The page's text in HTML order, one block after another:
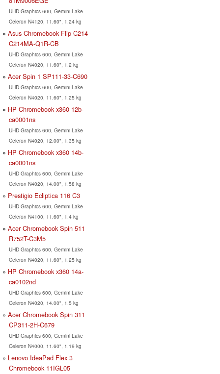
UHD Graphics 600, Gemini Lake
Celeron N4120, 11.60", 1.24 kg
Asus Chromebook Flip C214
C214MA-Q1R-CB
UHD Graphics 600, Gemini Lake
Celeron N4020, 11.60", 1.2 kg
Acer Spin 1 SP111-33-C690
UHD Graphics 600, Gemini Lake
Celeron N4020, 11.60", 1.25 kg
HP Chromebook x360 12b-
ca0001ns
UHD Graphics 600, Gemini Lake
Celeron N4020, 12.00", 1.35 kg
HP Chromebook x360 14b-
ca0001ns
UHD Graphics 600, Gemini Lake
Celeron N4020, 14.00", 1.58 kg
Prestigio Ecliptica 116 C3
UHD Graphics 600, Gemini Lake
Celeron N4100, 11.60", 1.4 kg
Acer Chromebook Spin 511
R752T-C3M5
UHD Graphics 600, Gemini Lake
Celeron N4020, 11.60", 1.25 kg
HP Chromebook x360 14a-
ca0102nd
UHD Graphics 600, Gemini Lake
Celeron N4020, 14.00", 1.5 kg
Acer Chromebook Spin 311
CP311-2H-C679
UHD Graphics 600, Gemini Lake
Celeron N4000, 11.60", 1.19 kg
Lenovo IdeaPad Flex 3
Chromebook 11IGL05